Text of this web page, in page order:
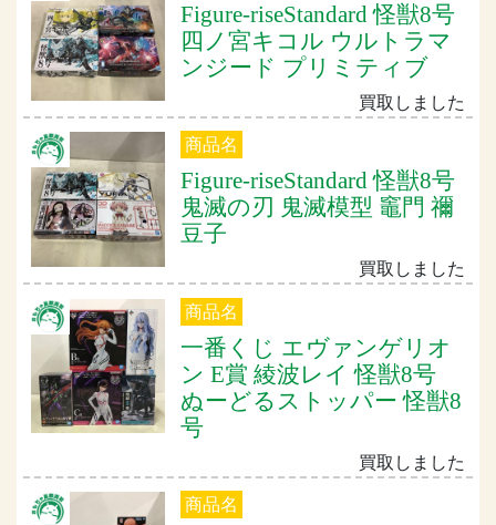
Figure-riseStandard 怪獣8号
四ノ宮キコル ウルトラマ
ンジード プリミティブ
買取しました
商品名
Figure-riseStandard 怪獣8号
鬼滅の刃 鬼滅模型 竈門 禰
豆子
買取しました
商品名
一番くじ エヴァンゲリオ
ン E賞 綾波レイ 怪獣8号
ぬーどるストッパー 怪獣8
号
買取しました
商品名